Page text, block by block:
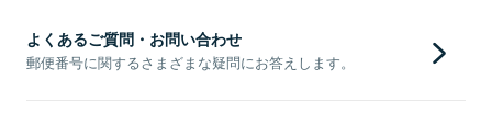
よくあるご質問・お問い合わせ
郵便番号に関するさまざまな疑問にお答えします。